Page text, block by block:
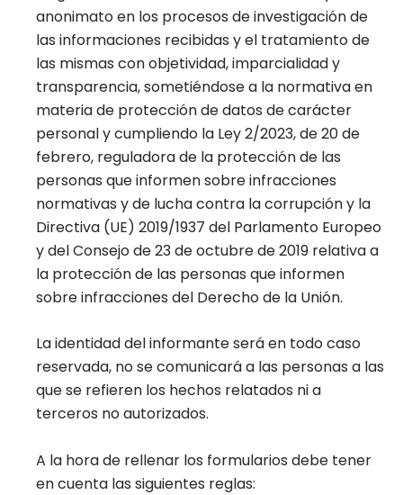
anonimato en los procesos de investigación de
las informaciones recibidas y el tratamiento de
las mismas con objetividad, imparcialidad y
transparencia, sometiéndose a la normativa en
materia de protección de datos de carácter
personal y cumpliendo la Ley 2/2023, de 20 de
febrero, reguladora de la protección de las
personas que informen sobre infracciones
normativas y de lucha contra la corrupción y la
Directiva (UE) 2019/1937 del Parlamento Europeo
y del Consejo de 23 de octubre de 2019 relativa a
la protección de las personas que informen
sobre infracciones del Derecho de la Unión.
La identidad del informante será en todo caso
reservada, no se comunicará a las personas a las
que se refieren los hechos relatados ni a
terceros no autorizados.
A la hora de rellenar los formularios debe tener
en cuenta las siguientes reglas: